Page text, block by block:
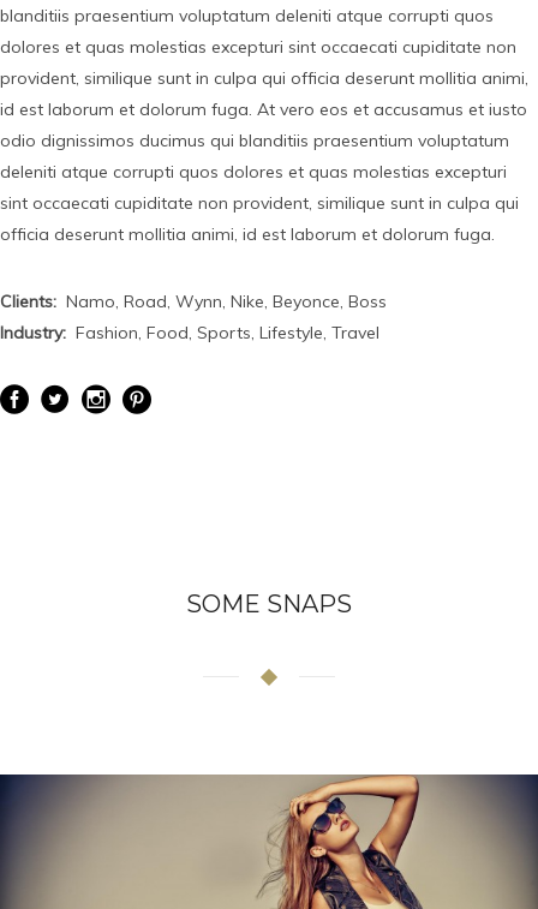
blanditiis praesentium voluptatum deleniti atque corrupti quos
dolores et quas molestias excepturi sint occaecati cupiditate non
provident, similique sunt in culpa qui officia deserunt mollitia animi,
id est laborum et dolorum fuga. At vero eos et accusamus et iusto
odio dignissimos ducimus qui blanditiis praesentium voluptatum
deleniti atque corrupti quos dolores et quas molestias excepturi
sint occaecati cupiditate non provident, similique sunt in culpa qui
officia deserunt mollitia animi, id est laborum et dolorum fuga.
Clients: Namo, Road, Wynn, Nike, Beyonce, Boss
Industry: Fashion, Food, Sports, Lifestyle, Travel
SOME SNAPS